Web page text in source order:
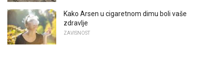
Kako Arsen u cigaretnom dimu boli vaše
zdravlje
ZAVISNOST